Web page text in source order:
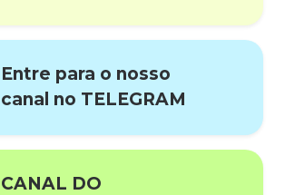
Entre para o nosso
canal no TELEGRAM
CANAL DO